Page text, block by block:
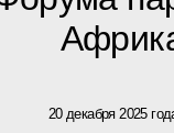
20 декабря 2025